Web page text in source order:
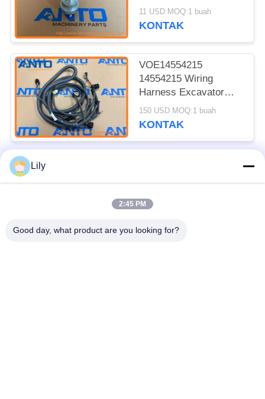
C12 C15 C18 3208
3304 3306 3408 3412
11 USD MOQ:1 buah
KONTAK
VOE14554215
14554215 Wiring
Harness Excavator
Engine Parts Fitting
Untuk EC240B EC290B
150 USD MOQ:1 buah
KONTAK
Bad Request
Lily
2:45 PM
Good day, what product are you looking for?